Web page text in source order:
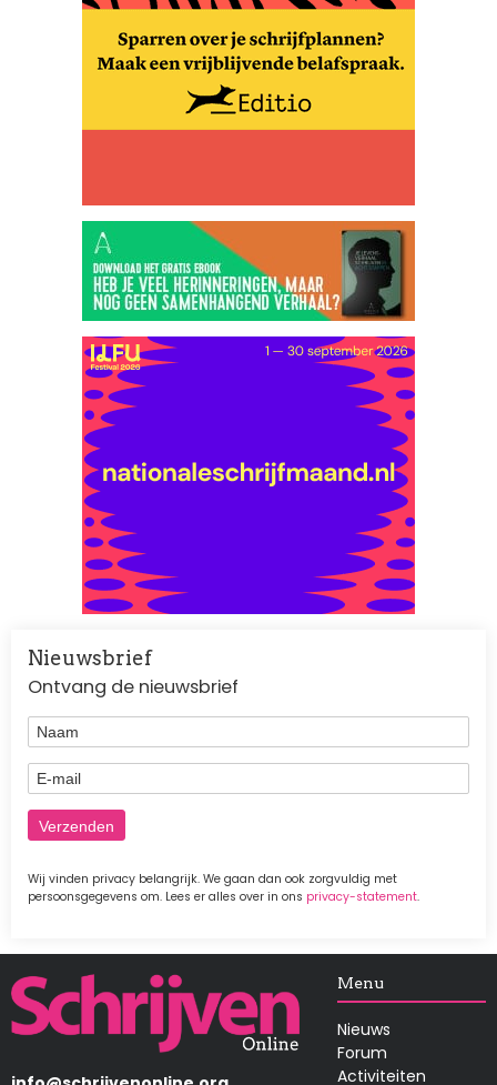
Nieuwsbrief
Ontvang de nieuwsbrief
Naam
E-mail
Wij vinden privacy belangrijk. We gaan dan ook zorgvuldig met
persoonsgegevens om. Lees er alles over in ons privacy-statement.
Afbeelding Menu
Nieuws
Forum
Activiteiten